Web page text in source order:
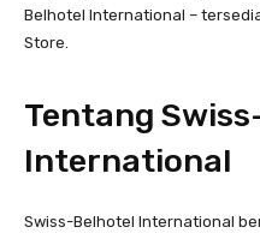
Belhotel International –
Store.
Tentang
International
Swiss-Belhotel International